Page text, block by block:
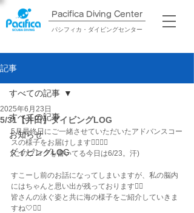
Pacifica Diving Center​
パシフィカ・ダイビングセンター
記事
すべての記事
お知らせ
ダイビングLOG
すべての記事
5/31【井田】ダイビングLOG
2025年6月23日
5月最終日にご一緒させていただいたアドバンスコー
スの様子をお届けします💁🏽‍♀️✨
(このブログを書いてる今日は6/23。汗)
すこーし前のお話になってしまいますが、私の脳内
にはちゃんと思い出が残っております🙂‍↕️
皆さんの泳ぐ姿と共に海の様子をご紹介していきま
すね🤍✊🏽